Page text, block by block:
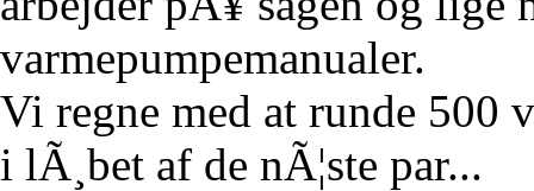
varmepumpemanualer.
Vi regne med at runde 500
i lÃ¸bet af de nÃ¦ste par...